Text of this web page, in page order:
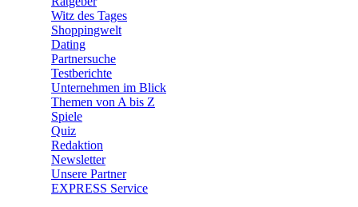
Witz des Tages
Shoppingwelt
Dating
Partnersuche
Testberichte
Unternehmen im Blick
Themen von A bis Z
Spiele
Quiz
Redaktion
Newsletter
Unsere Partner
EXPRESS Service